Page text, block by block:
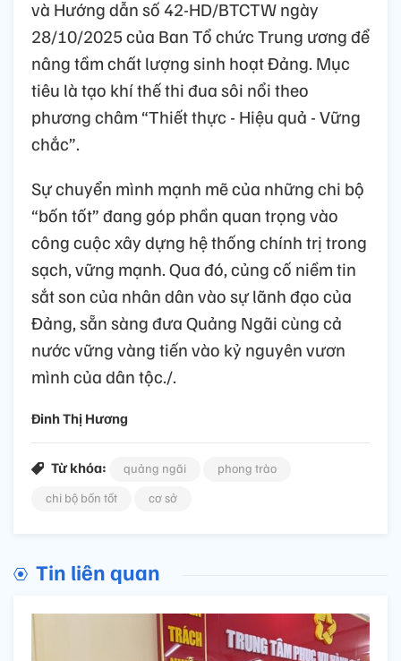
và Hướng dẫn số 42-HD/BTCTW ngày
28/10/2025 của Ban Tổ chức Trung ương để
nâng tầm chất lượng sinh hoạt Đảng. Mục
tiêu là tạo khí thế thi đua sôi nổi theo
phương châm “Thiết thực - Hiệu quả - Vững
chắc”.
Sự chuyển mình mạnh mẽ của những chi bộ
“bốn tốt” đang góp phần quan trọng vào
công cuộc xây dựng hệ thống chính trị trong
sạch, vững mạnh. Qua đó, củng cố niềm tin
sắt son của nhân dân vào sự lãnh đạo của
Đảng, sẵn sàng đưa Quảng Ngãi cùng cả
nước vững vàng tiến vào kỷ nguyên vươn
mình của dân tộc./.
Đinh Thị Hương
Từ khóa: quảng ngãi
phong trào
chi bộ bốn tốt
cơ sở
Tin liên quan